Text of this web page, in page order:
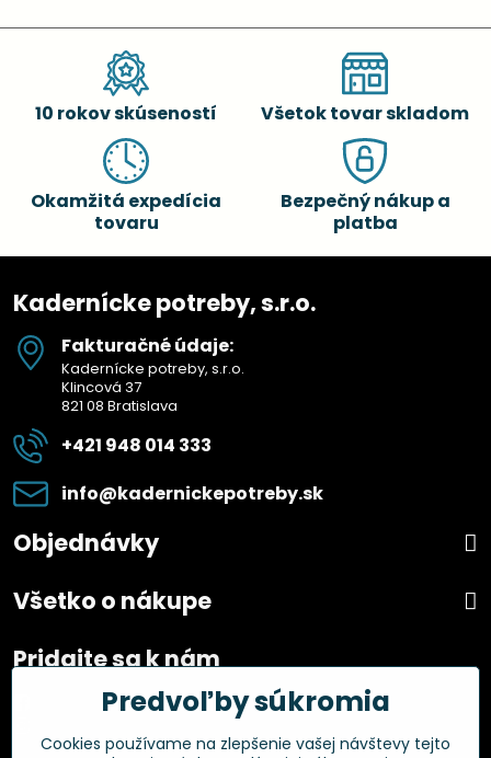
10 rokov skúseností Všetok tovar skladom
Okamžitá expedícia
tovaru
Bezpečný nákup a
platba
Kadernícke potreby, s.r.o.
Fakturačné údaje:
Kadernícke potreby, s.r.o.
Klincová 37
821 08 Bratislava
+421 948 014 333
info​@kadernickepotreby​.sk
Objednávky
Všetko o nákupe
Pridajte sa k nám
FacebookPredvoľby súkromia
Cookies používame na zlepšenie vašej návštevy tejto